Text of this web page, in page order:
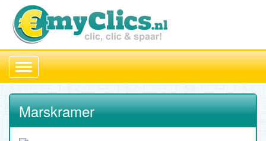
Toggle
navigation
Marskramer